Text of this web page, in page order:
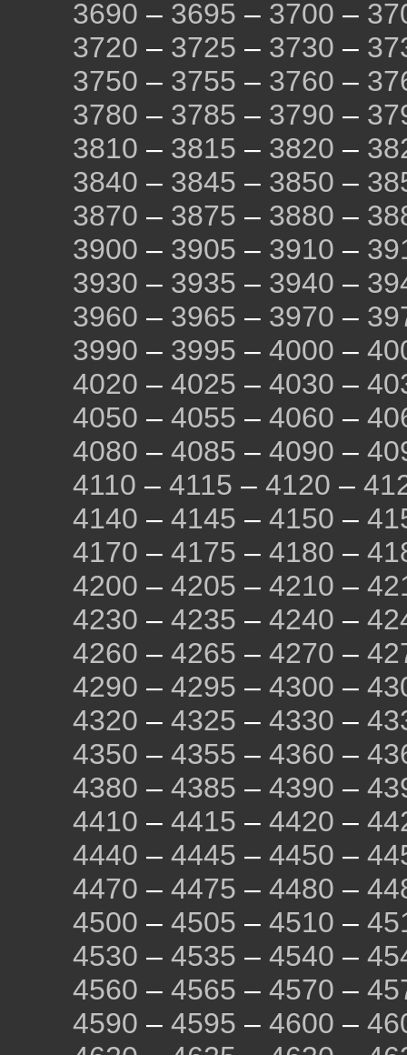
3690 – 3695 – 3700 –
3720 – 3725 – 3730 –
3750 – 3755 – 3760 –
3780 – 3785 – 3790 –
3810 – 3815 – 3820 –
3840 – 3845 – 3850 –
3870 – 3875 – 3880 –
3900 – 3905 – 3910 –
3930 – 3935 – 3940 –
3960 – 3965 – 3970 –
3990 – 3995 – 4000 –
4020 – 4025 – 4030 –
4050 – 4055 – 4060 –
4080 – 4085 – 4090 –
4110 – 4115 – 4120 –
4140 – 4145 – 4150 –
4170 – 4175 – 4180 –
4200 – 4205 – 4210 –
4230 – 4235 – 4240 –
4260 – 4265 – 4270 –
4290 – 4295 – 4300 –
4320 – 4325 – 4330 –
4350 – 4355 – 4360 –
4380 – 4385 – 4390 –
4410 – 4415 – 4420 –
4440 – 4445 – 4450 –
4470 – 4475 – 4480 –
4500 – 4505 – 4510 –
4530 – 4535 – 4540 –
4560 – 4565 – 4570 –
4590 – 4595 – 4600 –